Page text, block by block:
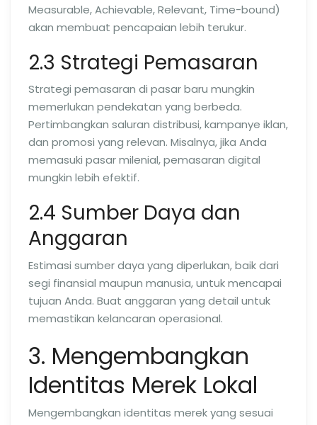
Measurable, Achievable, Relevant, Time-bound)
akan membuat pencapaian lebih terukur.
2.3 Strategi Pemasaran
Strategi pemasaran di pasar baru mungkin
memerlukan pendekatan yang berbeda.
Pertimbangkan saluran distribusi, kampanye iklan,
dan promosi yang relevan. Misalnya, jika Anda
memasuki pasar milenial, pemasaran digital
mungkin lebih efektif.
2.4 Sumber Daya dan
Anggaran
Estimasi sumber daya yang diperlukan, baik dari
segi finansial maupun manusia, untuk mencapai
tujuan Anda. Buat anggaran yang detail untuk
memastikan kelancaran operasional.
3. Mengembangkan
Identitas Merek Lokal
Mengembangkan identitas merek yang sesuai